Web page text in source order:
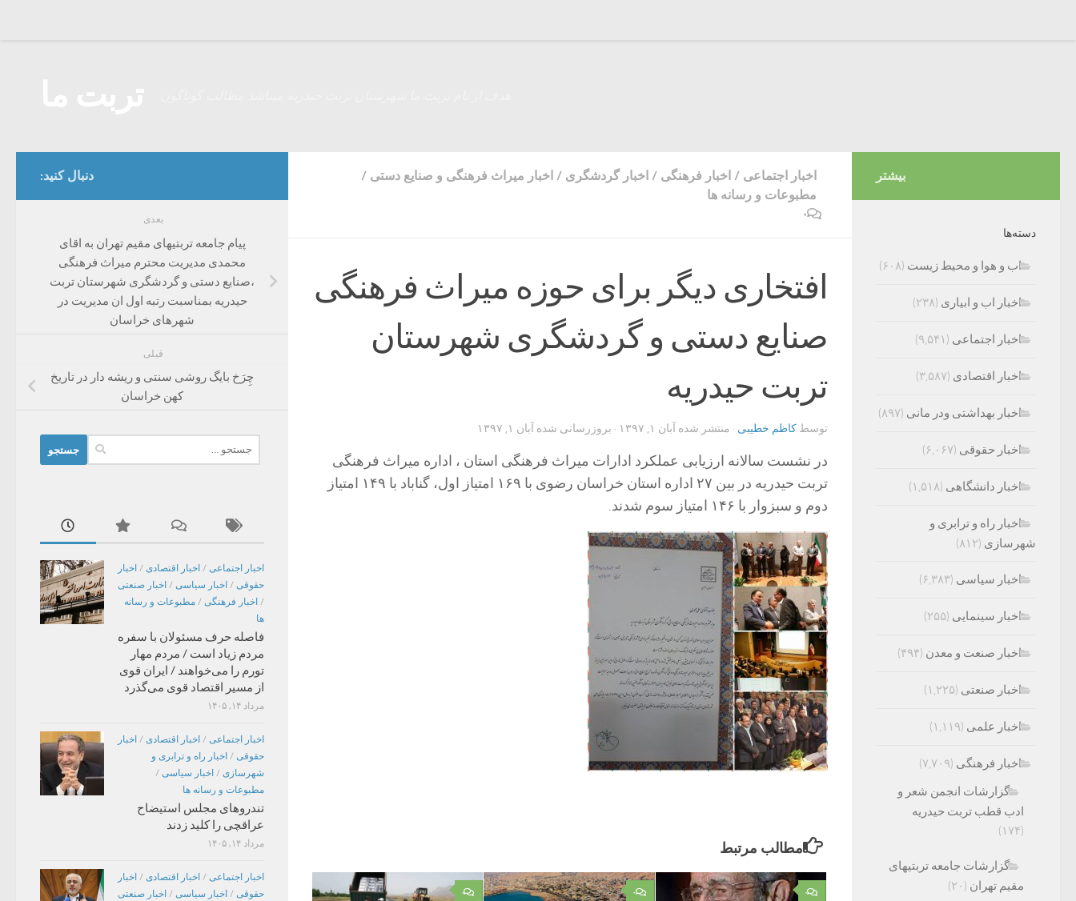
اخبار اجتماعی / اخبار فرهنگی / اخبار گردشگری / اخبار میراث فرهنگی و صنایع دستی /
مطبوعات و رسانه ها
۰
افتخاری دیگر برای حوزه میراث فرهنگی
صنایع دستی و گردشگری شهرستان
تربت حیدریه
توسط کاظم خطیبی · منتشر شده آبان ۱, ۱۳۹۷ · بروزرسانی شده آبان ۱, ۱۳۹۷
در نشست سالانه ارزیابی عملکرد ادارات میراث فرهنگی استان ، اداره میراث فرهنگی
تربت حیدریه در بین ۲۷ اداره استان خراسان رضوی با ۱۶۹ امتیاز اول، گناباد با ۱۴۹ امتیاز
دوم و سبزوار با ۱۴۶ امتیاز سوم شدند.
مطالب مرتبط
۰ ۰ ۰
دنبال کنید:
بعدی
پیام جامعه تربتیهای مقیم تهران به اقای
محمدی مدیریت محترم میراث فرهنگی
،صنایع دستی و گردشگری شهرستان تربت
حیدریه بمناسبت رتبه اول ان مدیریت در
شهرهای خراسان
قبلی
چِرَخ بایگ روشی سنتی و ریشه دار در تاریخ
کهن خراسان
برای:
اخبار اجتماعی / اخبار اقتصادی / اخبار
حقوقی / اخبار سیاسی / اخبار صنعتی
/ اخبار فرهنگی / مطبوعات و رسانه
ها
فاصله حرف مسئولان با سفره
مردم زیاد است / مردم مهار
تورم را می‌خواهند / ایران قوی
از مسیر اقتصاد قوی می‌گذرد
مرداد ۱۴, ۱۴۰۵
اخبار اجتماعی / اخبار اقتصادی / اخبار
حقوقی / اخبار راه و ترابری و
شهرسازی / اخبار سیاسی /
مطبوعات و رسانه ها
تندروهای مجلس استیضاح
عراقچی را کلید زدند
مرداد ۱۴, ۱۴۰۵
اخبار اجتماعی / اخبار اقتصادی / اخبار
حقوقی / اخبار سیاسی / اخبار صنعتی
بیشتر
دسته‌ها
اب و هوا و محیط زیست (۶۰۸)
اخبار اب و ابیاری (۲۳۸)
اخبار اجتماعی (۹,۵۴۱)
اخبار اقتصادی (۳,۵۸۷)
اخبار بهداشتی ودر مانی (۸۹۷)
اخبار حقوقی (۶,۰۶۷)
اخبار دانشگاهی (۱,۵۱۸)
اخبار راه و ترابری و
شهرسازی (۸۱۲)
اخبار سیاسی (۶,۳۸۳)
اخبار سینمایی (۲۵۵)
اخبار صنعت و معدن (۴۹۴)
اخبار صنعتی (۱,۲۲۵)
اخبار علمی (۱,۱۱۹)
اخبار فرهنگی (۷,۷۰۹)
گزارشات انجمن شعر و
ادب قطب تربت حیدریه
(۱۷۴)
گزارشات جامعه تربتیهای
مقیم تهران (۲۰)